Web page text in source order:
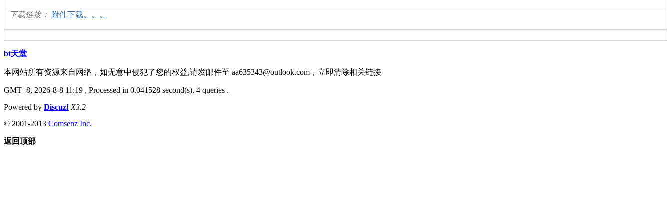
下载链接： 附件下载。。。
bt天堂
本网站所有资源来自网络，如无意中侵犯了您的权益,请发邮件至 aa635343@outlook.com ，立即清除相关链接
GMT+8, 2026-8-8 11:19 , Processed in 0.041528 second(s), 4 queries .
Powered by Discuz! X3.2
© 2001-2013 Comsenz Inc.
返回顶部